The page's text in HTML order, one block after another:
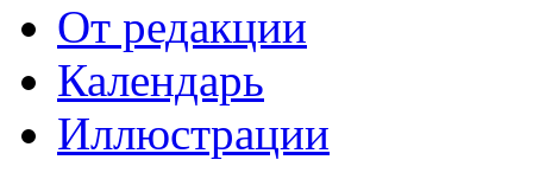
От редакции
Календарь
Иллюстрации